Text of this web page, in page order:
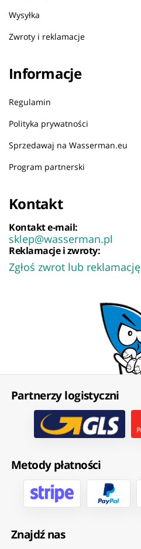
Wysyłka
Zwroty i reklamacje
Informacje
Regulamin
Polityka prywatności
Sprzedawaj na Wasserman.eu
Program partnerski
Kontakt
Kontakt e-mail:
sklep@wasserman.pl
Reklamacje i zwroty:
Zgłoś zwrot lub reklamację
Partnerzy logistyczni
Metody płatności
Znajdź nas